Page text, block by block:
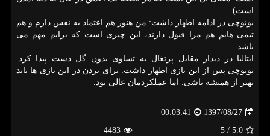
است).
بونوچی در ادامه اظهار داشت: من هنوز هم اعتماد به نفس دارم و هم
تیمی هایم هم مرا قبول دارند، این چیزی است كه برایم مهم می
باشد.
ایتالیا در دیدار مقابل پرتغال به تساوی بدون گل دست پیدا كرد.
بونوچی پس از این بازی اظهار داشت: برای بردن در این بازی ها باید
بهتر از همیشه باشی. اما عملكردمان عالی بود.
1397/08/27
00:03:41
5.0
/ 5
4483